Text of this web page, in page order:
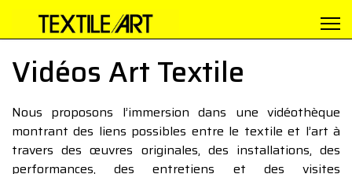
Vidéos Art Textile
Nous proposons l’immersion dans une vidéothèque
montrant des liens possibles entre le textile et l’art à
travers des œuvres originales, des installations, des
performances, des entretiens et des visites